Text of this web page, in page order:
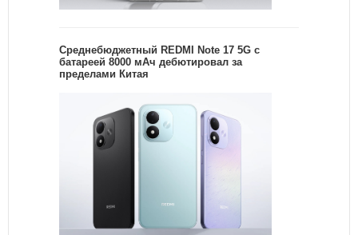
Среднебюджетный REDMI Note 17 5G с
батареей 8000 мАч дебютировал за
пределами Китая